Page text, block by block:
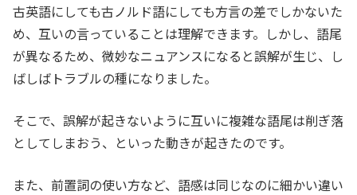
古英語にしても古ノルド語にしても方言の差でしかないた
め、互いの言っていることは理解できます。しかし、語尾
が異なるため、微妙なニュアンスになると誤解が生じ、し
ばしばトラブルの種になりました。
そこで、誤解が起きないように互いに複雑な語尾は削ぎ落
としてしまおう、といった動きが起きたのです。
また、前置詞の使い方など、語感は同じなのに細かい違い